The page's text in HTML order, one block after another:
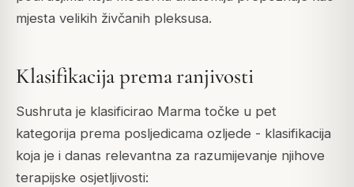
mjesta velikih živčanih pleksusa.
Klasifikacija prema ranjivosti
Sushruta je klasificirao Marma točke u pet
kategorija prema posljedicama ozljede - klasifikacija
koja je i danas relevantna za razumijevanje njihove
terapijske osjetljivosti: